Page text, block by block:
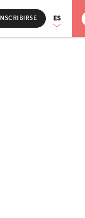
INSCRIBIRSE ES